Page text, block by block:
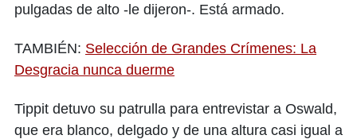
pulgadas de alto -le dijeron-. Está armado.
TAMBIÉN: Selección de Grandes Crímenes: La
Desgracia nunca duerme
Tippit detuvo su patrulla para entrevistar a Oswald,
que era blanco, delgado y de una altura casi igual a